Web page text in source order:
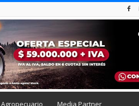
Media Partner